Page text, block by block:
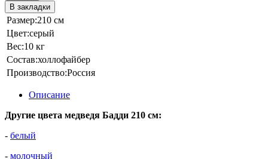
В закладки
Размер:210 см
Цвет:серый
Вес:10 кг
Состав:холлофайбер
Производство:Россия
Описание
Другие цвета медведя Бадди 210 см:
- белый
- молочный